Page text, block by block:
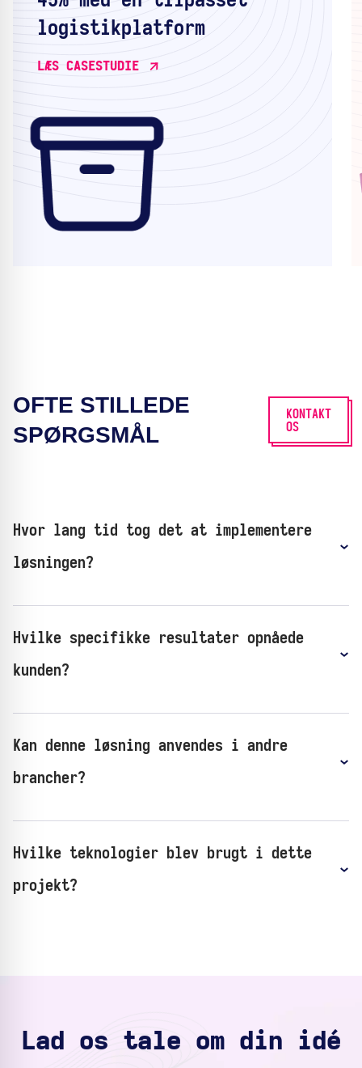
logistikplatform
LÆS CASESTUDIE
OFTE STILLEDE
SPØRGSMÅL
KONTAKT
OS
Hvor lang tid tog det at implementere
løsningen?
Hvilke specifikke resultater opnåede
kunden?
Kan denne løsning anvendes i andre
brancher?
Hvilke teknologier blev brugt i dette
projekt?
Lad os tale om din idé